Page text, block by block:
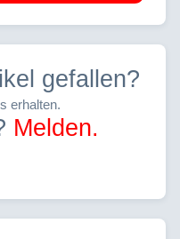
gefallen?
erhalten.
Melden.